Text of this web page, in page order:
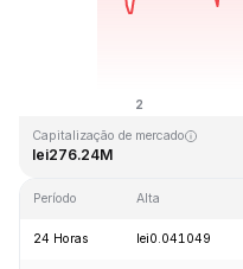
Capitalização de mercado
lei276.24M
Período Alta
24 Horas lei0.041049